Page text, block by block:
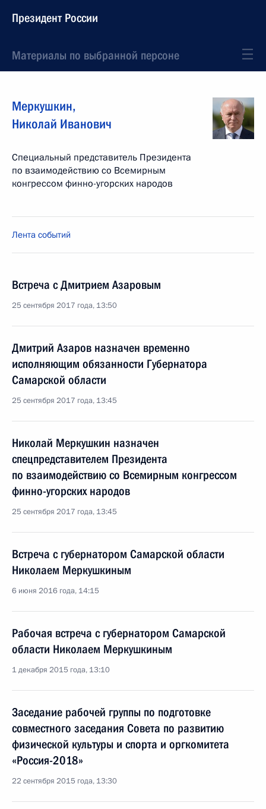
Президент России
Материалы по выбранной персоне
Меркушкин,
Николай Иванович
Специальный представитель Президента
по взаимодействию со Всемирным
конгрессом финно-угорских народов
Лента событий
Встреча с Дмитрием Азаровым
25 сентября 2017 года, 13:50
Дмитрий Азаров назначен временно
исполняющим обязанности Губернатора
Самарской области
25 сентября 2017 года, 13:45
Николай Меркушкин назначен
спецпредставителем Президента
по взаимодействию со Всемирным конгрессом
финно-угорских народов
25 сентября 2017 года, 13:45
Встреча с губернатором Самарской области
Николаем Меркушкиным
6 июня 2016 года, 14:15
Рабочая встреча с губернатором Самарской
области Николаем Меркушкиным
1 декабря 2015 года, 13:10
Заседание рабочей группы по подготовке
совместного заседания Совета по развитию
физической культуры и спорта и оргкомитета
«Россия-2018»
22 сентября 2015 года, 13:30